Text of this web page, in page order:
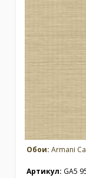
Обои: Armani
Артикул: GA5